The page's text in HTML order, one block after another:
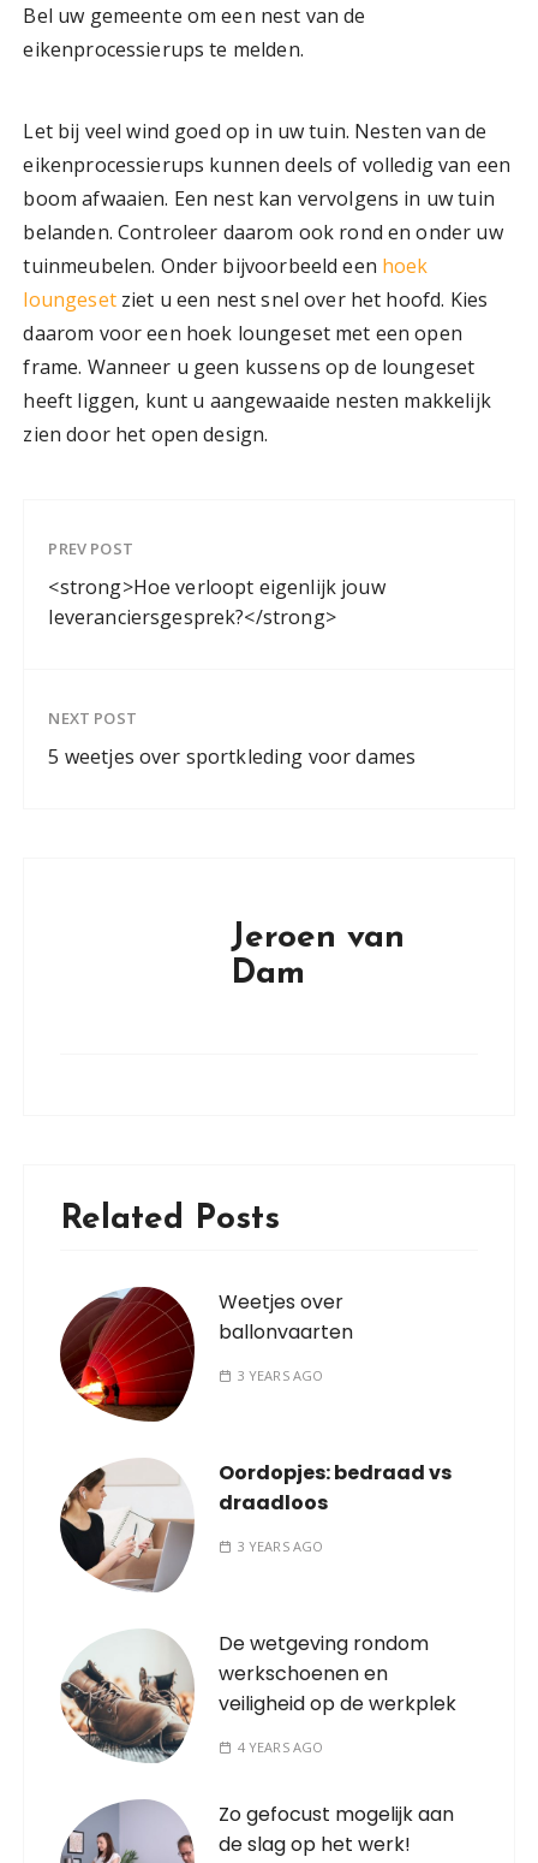
Bel uw gemeente om een nest van de
eikenprocessierups te melden.
Let bij veel wind goed op in uw tuin. Nesten van de
eikenprocessierups kunnen deels of volledig van een
boom afwaaien. Een nest kan vervolgens in uw tuin
belanden. Controleer daarom ook rond en onder uw
tuinmeubelen. Onder bijvoorbeeld een hoek
loungesetziet u een nest snel over het hoofd. Kies
daarom voor een hoek loungeset met een open
frame. Wanneer u geen kussens op de loungeset
heeft liggen, kunt u aangewaaide nesten makkelijk
zien door het open design.
PREV POST
<strong>Hoe verloopt eigenlijk jouw
leveranciersgesprek?</strong>
NEXT POST
5 weetjes over sportkleding voor dames
Jeroen van
Dam
Related Posts
Weetjes over
ballonvaarten
3 YEARS AGO
Oordopjes: bedraad vs
draadloos
3 YEARS AGO
De wetgeving rondom
werkschoenen en
veiligheid op de werkplek
4 YEARS AGO
Zo gefocust mogelijk aan
de slag op het werk!